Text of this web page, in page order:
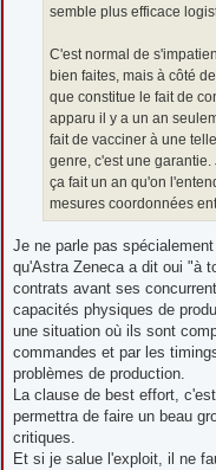
semble plus efficace
C'est normal de
bien faites, mais à côté
que constitue le fait de
apparu il y a un an
fait de vacciner à une
genre, c'est une
ça fait un an qu'on
mesures coordonnées
Je ne parle pas
qu'Astra Zeneca a dit oui "à
contrats avant ses
capacités physiques de
une situation où ils sont
commandes et par les
problèmes de production.
La clause de best effort,
permettra de faire un beau
critiques.
Et si je salue l'exploit, il ne